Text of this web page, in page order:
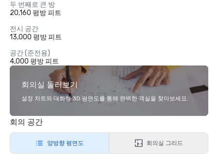
두 번째로 큰 방
20,160 평방 피트
전시 공간
13,000 평방 피트
공간 (준전용)
4,000 평방 피트
회의실 둘러보기
설정 차트와 대화형 3D 평면도를 통해 완벽한 객실을 찾아보세요.
회의 공간
양방향 평면도 회의실 그리드